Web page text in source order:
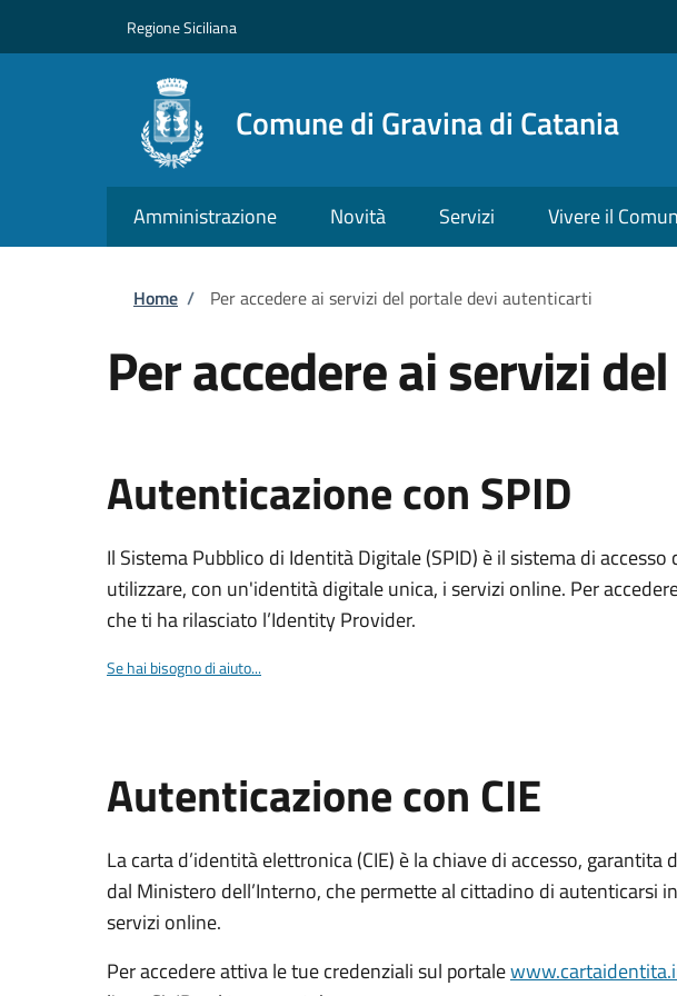
Regione Siciliana
Comune di Gravina di Catania
Amministrazione Novità Servizi Vivere il
Briciole di pane
Home / Per accedere ai servizi del portale devi autenticarti
Per accedere ai servizi
Autenticazione con SPID
Il Sistema Pubblico di Identità Digitale (SPID) è il sistema di accesso
utilizzare, con un'identità digitale unica, i servizi online. Per
che ti ha rilasciato l’Identity Provider.
Se hai bisogno di aiuto...
Autenticazione con CIE
La carta d’identità elettronica (CIE) è la chiave di accesso, garantita
dal Ministero dell’Interno, che permette al cittadino di autenticarsi
servizi online.
Per accedere attiva le tue credenziali sul portale